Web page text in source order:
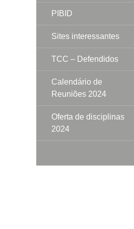
PIBID
Sites interessantes
TCC – Defendidos
Calendário de
Reuniões 2024
Oferta de disciplinas
2024